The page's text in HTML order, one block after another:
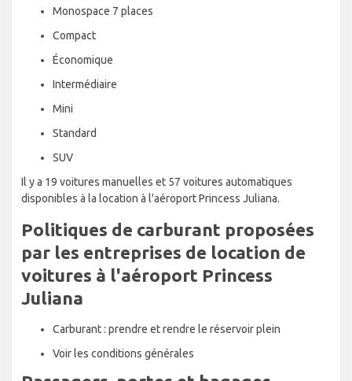
Monospace 7 places
Compact
Économique
Intermédiaire
Mini
Standard
SUV
Il y a 19 voitures manuelles et 57 voitures automatiques
disponibles à la location à l'aéroport Princess Juliana.
Politiques de carburant proposées
par les entreprises de location de
voitures à l'aéroport Princess
Juliana
Carburant : prendre et rendre le réservoir plein
Voir les conditions générales